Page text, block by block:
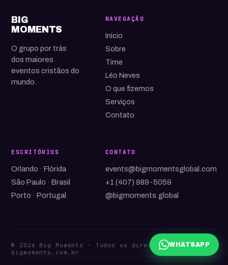
BIG
MOMENTS
O grupo por trás
dos maiores
eventos cristãos do
mundo.
NAVEGAÇÃO
Início
Sobre
Time
Léo Neves
O que fizemos
Serviços
Contato
ESCRITÓRIOS
Orlando · Flórida
São Paulo · Brasil
Porto · Portugal
CONTATO
events@bigmomentsglobal.com
+1 (407) 989-5059
@bigmoments.global
© 2026 Big Moments · Todos os direitos reservados
bigmoments.com.br
WHATSAPP